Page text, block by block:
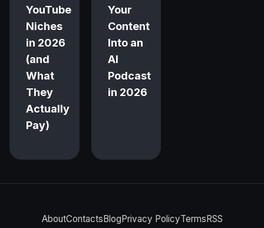
YouTube
Niches
in 2026
(and
What
They
Actually
Pay)
Your
Content
Into an
AI
Podcast
in 2026
AboutContactsBlogPrivacy PolicyTermsRSS